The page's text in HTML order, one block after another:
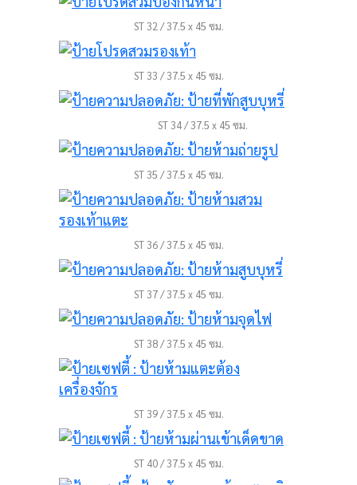
ST 32 / 37.5 x 45 ซม.
ST 33 / 37.5 x 45 ซม.
ST 34 / 37.5 x 45 ซม.
ST 35 / 37.5 x 45 ซม.
ST 36 / 37.5 x 45 ซม.
ST 37 / 37.5 x 45 ซม.
ST 38 / 37.5 x 45 ซม.
ST 39 / 37.5 x 45 ซม.
ST 40 / 37.5 x 45 ซม.